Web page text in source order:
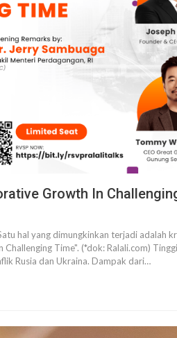
Growth In
hal yang dimungkinkan terjadi adalah
Time". (*dok: Ralali.com)
Rusia dan Ukraina. Dampak dari…